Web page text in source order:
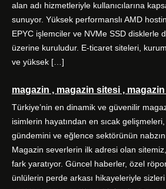
alan adı hizmetleriyle kullanıcılarına
sunuyor. Yüksek performanslı AMD
EPYC işlemciler ve NVMe SSD disklerle
üzerine kuruludur. E-ticaret siteleri,
ve yüksek […]
magazin , magazin sitesi ,
Türkiye’nin en dinamik ve güvenilir
isimlerin hayatından en sıcak gelişmeleri,
gündemini ve eğlence sektörünün
Magazin severlerin ilk adresi olan
fark yaratıyor. Güncel haberler, özel
ünlülerin perde arkası hikayeleriyle